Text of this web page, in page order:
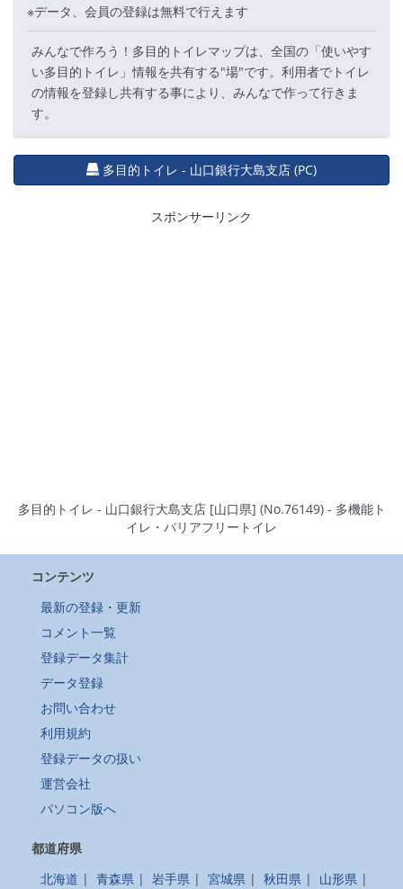
※データ、会員の登録は無料で行えます
みんなで作ろう！多目的トイレマップは、全国の「使いやす
い多目的トイレ」情報を共有する"場"です。利用者でトイレ
の情報を登録し共有する事により、みんなで作って行きま
す。
多目的トイレ - 山口銀行大島支店 (PC)
スポンサーリンク
多目的トイレ - 山口銀行大島支店 [山口県] (No.76149) - 多機能ト
イレ・バリアフリートイレ
コンテンツ
最新の登録・更新
コメント一覧
登録データ集計
データ登録
お問い合わせ
利用規約
登録データの扱い
運営会社
パソコン版へ
都道府県
北海道 | 青森県 | 岩手県 | 宮城県 | 秋田県 | 山形県 |